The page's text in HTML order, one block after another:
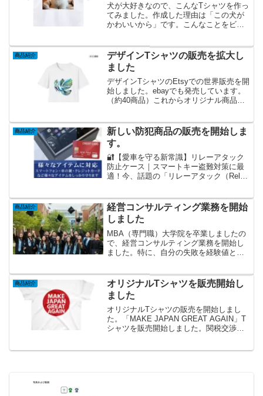
犬が大好きなので、こんなTシャツを作っ
てみました。作成した理由は「この犬が
かわいいから」です。こんなことをビジ
（白いトイプードル）をモチーフにしたT
シャツを含めたグッズを...
商品紹介
デザインTシャツの販売を拡大し
ました
デザインTシャツのEtsyでの世界販売を開
始しました。ebayでも発売しています。
（約40商品）これからオリジナル商品の
範囲を絞っています。）
商品紹介
新しい防犯商品の販売を開始しま
す。
🔐【愛車を守る新常識】リレーアタック
防止ケース｜スマートキー盗難対策に最
適！今、話題の「リレーアタック（Relay
事件が急増中。あなたの車も、まさか
の“電波泥棒...
商品紹介
経営コンサルティング業務を開始
しました
MBA（専門職）大学院を卒業しましたの
で、経営コンサルティング業務を開始し
ました。特に、自分の失敗を経験値とし
部門、総合技術監理部門）のスキルもい
かしたいと思います。初...
商品紹介
オリジナルTシャツを販売開始し
ました
オリジナルTシャツの販売を開始しまし
た。「MAKE JAPAN GREAT AGAIN」T
シャツを販売開始しました。関税交渉時